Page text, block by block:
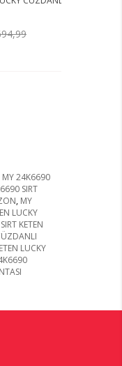
MY 24K6690
SIRT
, MY
LUCKY
KETEN
LUCKY